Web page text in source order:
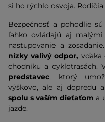
si ho rýchlo osvoja.
Bezpečnosť a pohodlie
ľahko ovládajú aj
nastupovanie a
nízky valivý odpor,
chodníku a cyklotrasách.
predstavec, ktorý
výškovo, ale aj dopredu
spolu s vaším dieťaťom a
jazde.